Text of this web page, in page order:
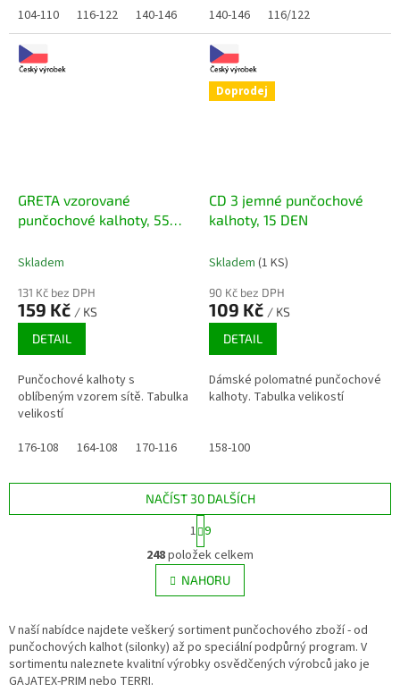
104-110
116-122 140-146 152-158
140-146
116/122
GRETA vzorované
punčochové kalhoty, 55
Skladem
131 Kč bez DPH
159 Kč / KS
DETAIL
Punčochové kalhoty s
oblíbeným vzorem sítě. Tabulka
velikostí
176-108
164-108 170-116 158-100
Doprodej
CD 3 jemné punčochové
kalhoty, 15 DEN
Skladem (1 KS)
90 Kč bez DPH
109 Kč / KS
DETAIL
Dámské polomatné punčochové
kalhoty. Tabulka velikostí
158-100
O
v
l
á
a
c
í
NAČÍST 30 DALŠÍCH
S
t
r
á
n
k
v
á
n
í
1 9
248položek celkem
NAHORU
V naší nabídce najdete veškerý sortiment punčochového zboží - od
punčochových kalhot (silonky) až po speciální podpůrný program. V
sortimentu naleznete kvalitní výrobky osvědčených výrobců jako je
GAJATEX-PRIM nebo TERRI.